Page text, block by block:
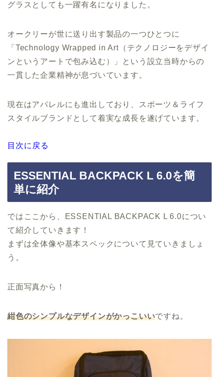
グラスとしても一躍有名になりました。
オークリーが世に送り出す製品の一つひとつに
「Technology Wrapped in Art（テクノロジーをデザイ
ンというアートで包み込む）」という設立当時からの
一貫した企業精神が息づいています。
現在はアパレルにも進出しており、スポーツ＆ライフ
スタイルブランドとして着実な成長を遂げています。
目次に戻る
ESSENTIAL BACKPACK L 6.0を簡
単に紹介
ではここから、ESSENTIAL BACKPACK L 6.0につい
て紹介していきます！
まずは全体像や基本スペックについて見ていきましょ
う。
正面写真から！
紺色のシンプルなデザインがかっこいいですね。